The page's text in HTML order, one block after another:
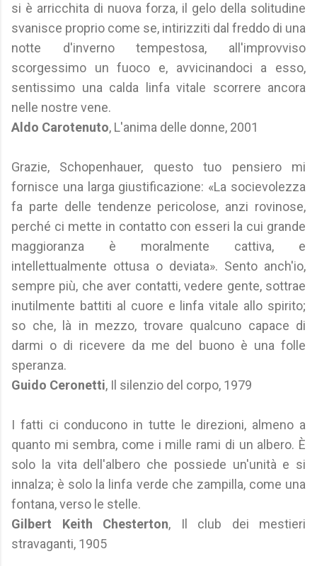
si è arricchita di nuova forza, il gelo della solitudine
svanisce proprio come se, intirizziti dal freddo di una
notte d'inverno tempestosa, all'improvviso
scorgessimo un fuoco e, avvicinandoci a esso,
sentissimo una calda linfa vitale scorrere ancora
nelle nostre vene.
Aldo Carotenuto, L'anima delle donne, 2001
Grazie, Schopenhauer, questo tuo pensiero mi
fornisce una larga giustificazione: «La socievolezza
fa parte delle tendenze pericolose, anzi rovinose,
perché ci mette in contatto con esseri la cui grande
maggioranza è moralmente cattiva, e
intellettualmente ottusa o deviata». Sento anch'io,
sempre più, che aver contatti, vedere gente, sottrae
inutilmente battiti al cuore e linfa vitale allo spirito;
so che, là in mezzo, trovare qualcuno capace di
darmi o di ricevere da me del buono è una folle
speranza.
Guido Ceronetti, Il silenzio del corpo, 1979
I fatti ci conducono in tutte le direzioni, almeno a
quanto mi sembra, come i mille rami di un albero. È
solo la vita dell'albero che possiede un'unità e si
innalza; è solo la linfa verde che zampilla, come una
fontana, verso le stelle.
Gilbert Keith Chesterton, Il club dei mestieri
stravaganti, 1905